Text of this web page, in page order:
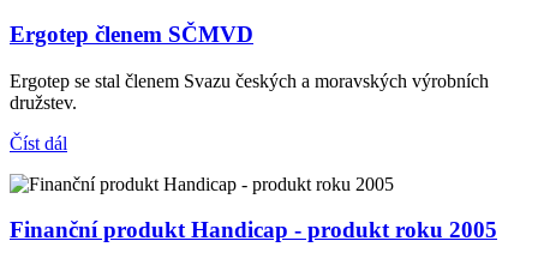
Ergotep členem SČMVD
Ergotep se stal členem Svazu českých a moravských výrobních
družstev.
Číst dál
Finanční produkt Handicap - produkt roku 2005